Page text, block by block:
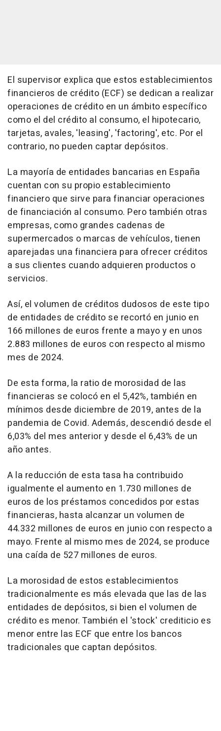
El supervisor explica que estos establecimientos
financieros de crédito (ECF) se dedican a realizar
operaciones de crédito en un ámbito específico
como el del crédito al consumo, el hipotecario,
tarjetas, avales, 'leasing', 'factoring', etc. Por el
contrario, no pueden captar depósitos.
La mayoría de entidades bancarias en España
cuentan con su propio establecimiento
financiero que sirve para financiar operaciones
de financiación al consumo. Pero también otras
empresas, como grandes cadenas de
supermercados o marcas de vehículos, tienen
aparejadas una financiera para ofrecer créditos
a sus clientes cuando adquieren productos o
servicios.
Así, el volumen de créditos dudosos de este tipo
de entidades de crédito se recortó en junio en
166 millones de euros frente a mayo y en unos
2.883 millones de euros con respecto al mismo
mes de 2024.
De esta forma, la ratio de morosidad de las
financieras se colocó en el 5,42%, también en
mínimos desde diciembre de 2019, antes de la
pandemia de Covid. Además, descendió desde el
6,03% del mes anterior y desde el 6,43% de un
año antes.
A la reducción de esta tasa ha contribuido
igualmente el aumento en 1.730 millones de
euros de los préstamos concedidos por estas
financieras, hasta alcanzar un volumen de
44.332 millones de euros en junio con respecto a
mayo. Frente al mismo mes de 2024, se produce
una caída de 527 millones de euros.
La morosidad de estos establecimientos
tradicionalmente es más elevada que las de las
entidades de depósitos, si bien el volumen de
crédito es menor. También el 'stock' crediticio es
menor entre las ECF que entre los bancos
tradicionales que captan depósitos.